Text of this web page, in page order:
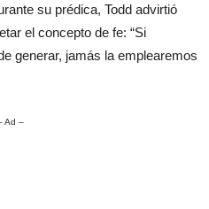
su prédica, Todd advirtió
el concepto de fe: “Si
generar, jamás la emplearemos
Ad –